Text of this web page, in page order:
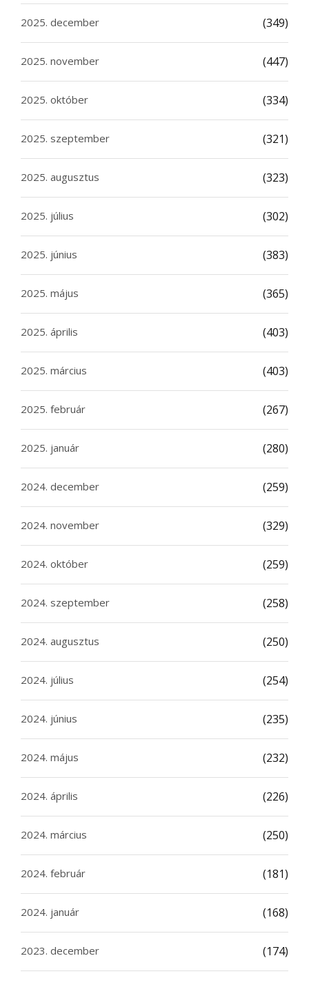
2025. december (349)
2025. november (447)
2025. október (334)
2025. szeptember (321)
2025. augusztus (323)
2025. július (302)
2025. június (383)
2025. május (365)
2025. április (403)
2025. március (403)
2025. február (267)
2025. január (280)
2024. december (259)
2024. november (329)
2024. október (259)
2024. szeptember (258)
2024. augusztus (250)
2024. július (254)
2024. június (235)
2024. május (232)
2024. április (226)
2024. március (250)
2024. február (181)
2024. január (168)
2023. december (174)